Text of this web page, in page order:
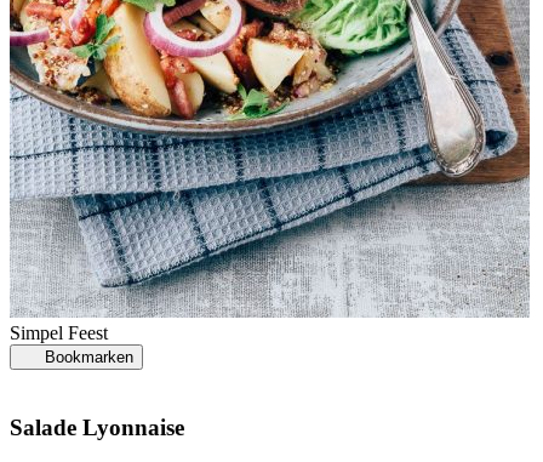
Simpel Feest
Bookmarken
Salade Lyonnaise